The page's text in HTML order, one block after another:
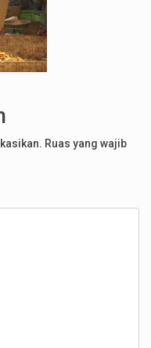
Ruas yang wajib